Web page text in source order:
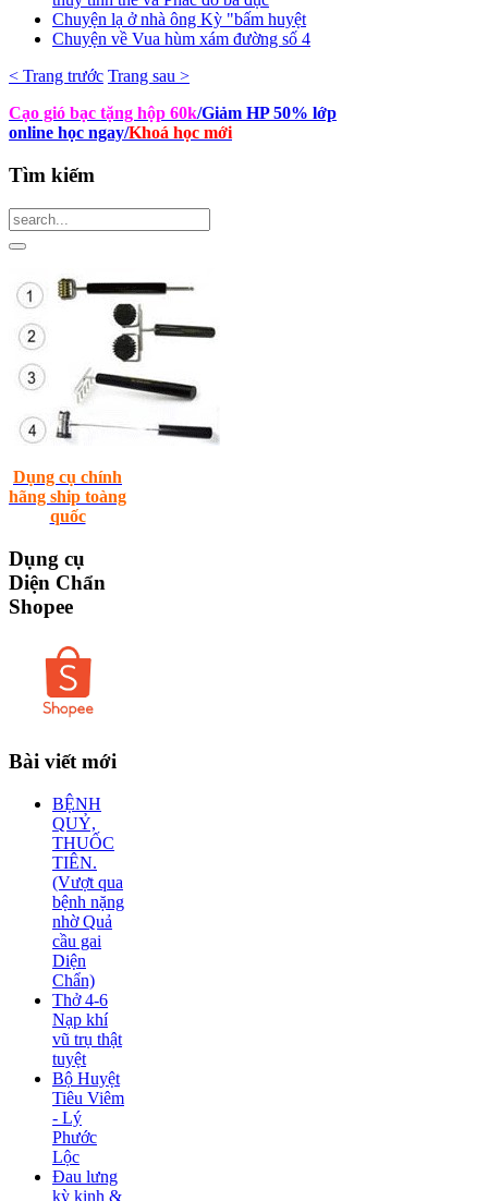
Chuyện lạ ở nhà ông Kỳ "bấm huyệt
Chuyện về Vua hùm xám đường số 4
< Trang trước Trang sau >
Cạo gió bạc tặng hộp 60k/Giảm HP 50% lớp
online học ngay/Khoá học mới
Tìm kiếm
Dụng cụ chính
hãng ship toàng
quốc
Dụng cụ
Diện Chẩn
Shopee
Bài viết mới
BỆNH
QUỶ,
THUỐC
TIÊN.
(Vượt qua
bệnh nặng
nhờ Quả
cầu gai
Diện
Chẩn)
Thở 4-6
Nạp khí
vũ trụ thật
tuyệt
Bộ Huyệt
Tiêu Viêm
- Lý
Phước
Lộc
Đau lưng
kỳ kinh &